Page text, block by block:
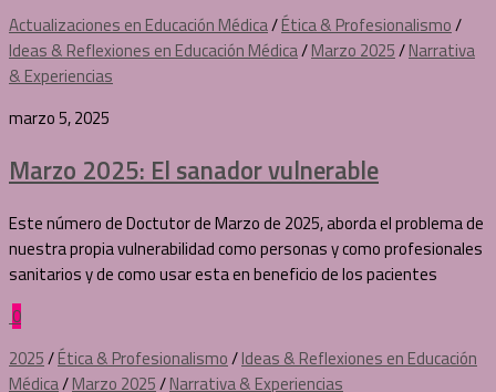
Actualizaciones en Educación Médica/Ética & Profesionalismo/
Ideas & Reflexiones en Educación Médica/Marzo 2025/Narrativa
& Experiencias
marzo 5, 2025
Marzo 2025: El sanador vulnerable
Este número de Doctutor de Marzo de 2025, aborda el problema de
nuestra propia vulnerabilidad como personas y como profesionales
sanitarios y de como usar esta en beneficio de los pacientes
0
2025/Ética & Profesionalismo/Ideas & Reflexiones en Educación
Médica/Marzo 2025/Narrativa & Experiencias